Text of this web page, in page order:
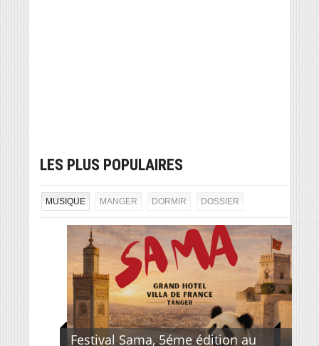
LES PLUS POPULAIRES
MUSIQUE MANGER DORMIR DOSSIER
Festival Sama, 5éme édition au